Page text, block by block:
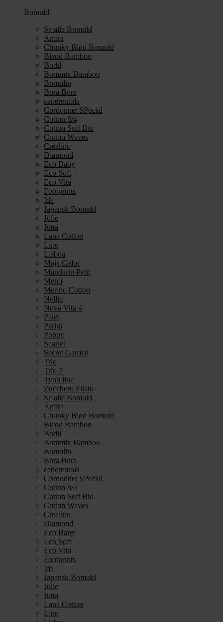
Bomuld
Se alle Bomuld
Amira
Chunky Blød Bomuld
Blend Bamboo
Bodil
Bommix Bamboo
Bomulin
Bora Bora
cenerentola
Cordonnet SPecial
Cotton 8/4
Cotton Soft Bio
Cotton Waves
Crealino
Diamond
Eco Baby
Eco Soft
Eco Vita
Footprints
Ida
Japansk Bomuld
Julie
Jutta
Lana Cotton
Line
Lisboa
Maja Color
Mandarin Petit
Merci
Merino Cotton
Nellie
Nova Vita 4
Palet
Parigi
Poppy
Scarlet
Secret Garden
Trio
Trio 2
Tynn line
Zucchero Filato
Se alle Bomuld
Amira
Chunky Blød Bomuld
Blend Bamboo
Bodil
Bommix Bamboo
Bomulin
Bora Bora
cenerentola
Cordonnet SPecial
Cotton 8/4
Cotton Soft Bio
Cotton Waves
Crealino
Diamond
Eco Baby
Eco Soft
Eco Vita
Footprints
Ida
Japansk Bomuld
Julie
Jutta
Lana Cotton
Line